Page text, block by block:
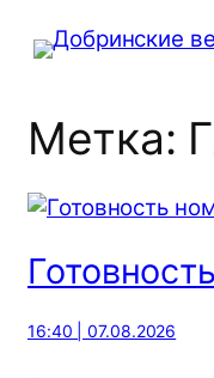
Перейти
Метка:
16:40 | 07.08.2026